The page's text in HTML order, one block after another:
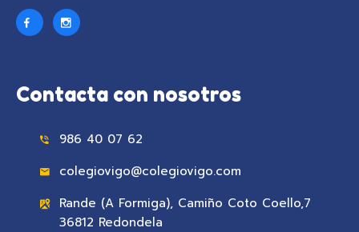
Contacta con nosotros
986 40 07 62
colegiovigo@colegiovigo.com
Rande (A Formiga), Camiño Coto Coello,7
36812 Redondela